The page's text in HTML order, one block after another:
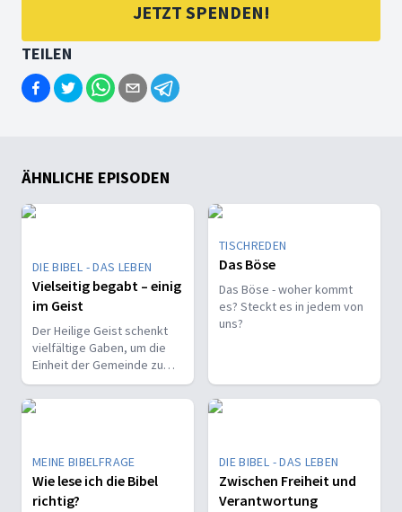
JETZT SPENDEN!
TEILEN
ÄHNLICHE EPISODEN
DIE BIBEL - DAS LEBEN
Vielseitig begabt – einig
im Geist
Der Heilige Geist schenkt
vielfältige Gaben, um die
Einheit der Gemeinde zu
stärken und sie zu
befähigen, Christus vor den
Menschen zu bekennen.
TISCHREDEN
Das Böse
Das Böse - woher kommt
es? Steckt es in jedem von
uns?
MEINE BIBELFRAGE
Wie lese ich die Bibel
richtig?
DIE BIBEL - DAS LEBEN
Zwischen Freiheit und
Verantwortung